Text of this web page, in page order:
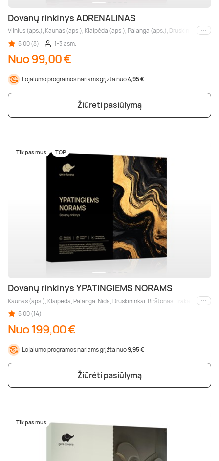
Dovanų rinkinys ADRENALINAS
Vilnius (aps.), Kaunas (aps.), Klaipėda (aps.), Palanga (aps.), Druskininkai Kiti
5,00 (8)
1-3 asm.
Nuo 99,00 €
Lojalumo programos nariams grįžta nuo4,95 €
Žiūrėti pasiūlymą
Tik pas mus TOP
Dovanų rinkinys YPATINGIEMS NORAMS
Kaunas (aps.), Klaipėda, Palanga, Nida, Druskininkai, Birštonas, Trakai (aps.),
Kiti
5,00 (14)
Nuo 199,00 €
Lojalumo programos nariams grįžta nuo9,95 €
Žiūrėti pasiūlymą
Tik pas mus